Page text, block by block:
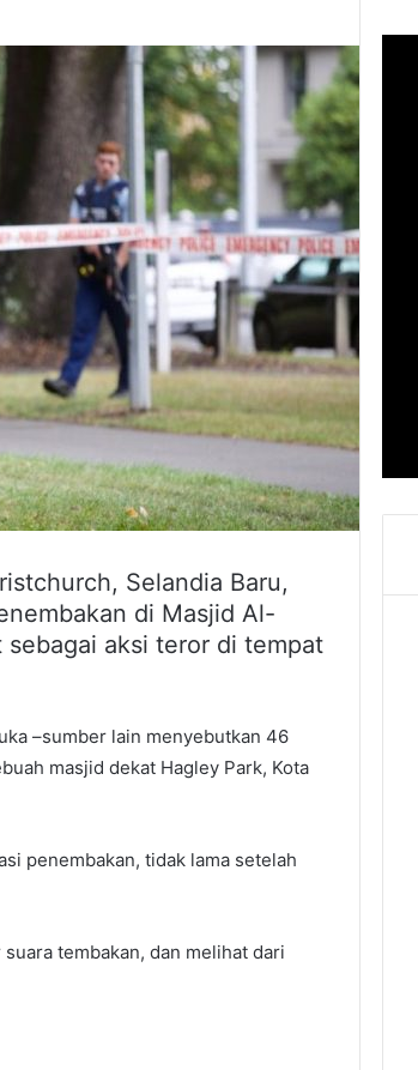
Selandia Baru,
di Masjid Al-
aksi teror di tempat
–sumber lain menyebutkan 46
masjid dekat Hagley Park, Kota
penembakan, tidak lama setelah
tembakan, dan melihat dari